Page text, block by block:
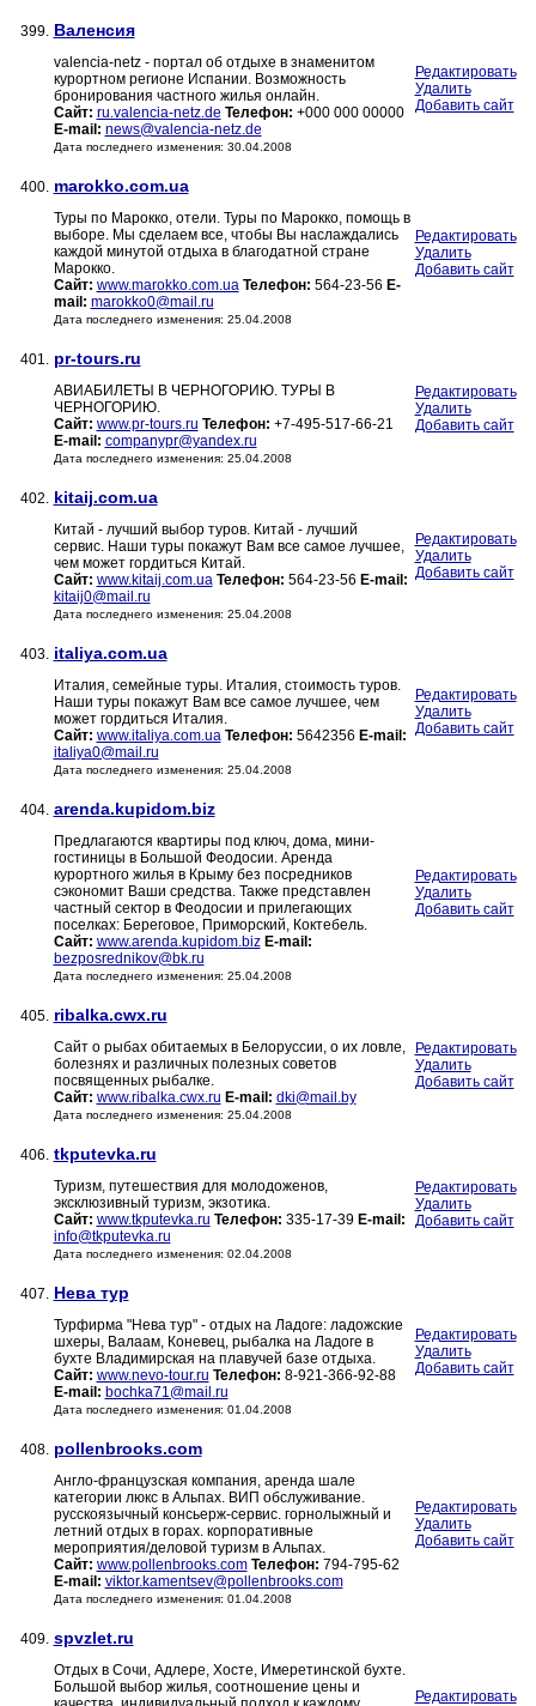
399. Валенсия
valencia-netz - портал об отдыхе в знаменитом
курортном регионе Испании. Возможность
бронирования частного жилья онлайн.
Сайт: ru.valencia-netz.de Телефон: +000 000 00000
E-mail: news@valencia-netz.de
Дата последнего изменения: 30.04.2008
Редактировать
Удалить
Добавить сайт
400. marokko.com.ua
Туры по Марокко, отели. Туры по Марокко, помощь в
выборе. Мы сделаем все, чтобы Вы наслаждались
каждой минутой отдыха в благодатной стране
Марокко.
Сайт: www.marokko.com.ua Телефон: 564-23-56 E-
mail: marokko0@mail.ru
Дата последнего изменения: 25.04.2008
Редактировать
Удалить
Добавить сайт
401. pr-tours.ru
АВИАБИЛЕТЫ В ЧЕРНОГОРИЮ. ТУРЫ В
ЧЕРНОГОРИЮ.
Сайт: www.pr-tours.ru Телефон: +7-495-517-66-21
E-mail: companypr@yandex.ru
Дата последнего изменения: 25.04.2008
Редактировать
Удалить
Добавить сайт
402. kitaij.com.ua
Китай - лучший выбор туров. Китай - лучший
сервис. Наши туры покажут Вам все самое лучшее,
чем может гордиться Китай.
Сайт: www.kitaij.com.ua Телефон: 564-23-56 E-mail:
kitaij0@mail.ru
Дата последнего изменения: 25.04.2008
Редактировать
Удалить
Добавить сайт
403. italiya.com.ua
Италия, семейные туры. Италия, стоимость туров.
Наши туры покажут Вам все самое лучшее, чем
может гордиться Италия.
Сайт: www.italiya.com.ua Телефон: 5642356 E-mail:
italiya0@mail.ru
Дата последнего изменения: 25.04.2008
Редактировать
Удалить
Добавить сайт
404. arenda.kupidom.biz
Предлагаются квартиры под ключ, дома, мини-
гостиницы в Большой Феодосии. Аренда
курортного жилья в Крыму без посредников
сэкономит Ваши средства. Также представлен
частный сектор в Феодосии и прилегающих
поселках: Береговое, Приморский, Коктебель.
Сайт: www.arenda.kupidom.biz E-mail:
bezposrednikov@bk.ru
Дата последнего изменения: 25.04.2008
Редактировать
Удалить
Добавить сайт
405. ribalka.cwx.ru
Сайт о рыбах обитаемых в Белоруссии, о их ловле,
болезнях и различных полезных советов
посвященных рыбалке.
Сайт: www.ribalka.cwx.ru E-mail: dki@mail.by
Дата последнего изменения: 25.04.2008
Редактировать
Удалить
Добавить сайт
406. tkputevka.ru
Туризм, путешествия для молодоженов,
эксклюзивный туризм, экзотика.
Сайт: www.tkputevka.ru Телефон: 335-17-39 E-mail:
info@tkputevka.ru
Дата последнего изменения: 02.04.2008
Редактировать
Удалить
Добавить сайт
407. Нева тур
Турфирма "Нева тур" - отдых на Ладоге: ладожские
шхеры, Валаам, Коневец, рыбалка на Ладоге в
бухте Владимирская на плавучей базе отдыха.
Сайт: www.nevo-tour.ru Телефон: 8-921-366-92-88
E-mail: bochka71@mail.ru
Дата последнего изменения: 01.04.2008
Редактировать
Удалить
Добавить сайт
408. pollenbrooks.com
Англо-французская компания, аренда шале
категории люкс в Альпах. ВИП обслуживание.
русскоязычный консьерж-сервис. горнолыжный и
летний отдых в горах. корпоративные
мероприятия/деловой туризм в Альпах.
Сайт: www.pollenbrooks.com Телефон: 794-795-62
E-mail: viktor.kamentsev@pollenbrooks.com
Дата последнего изменения: 01.04.2008
Редактировать
Удалить
Добавить сайт
409. spvzlet.ru
Отдых в Сочи, Адлере, Хосте, Имеретинской бухте.
Большой выбор жилья, соотношение цены и
Редактировать